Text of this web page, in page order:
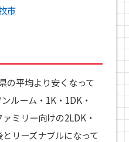
市
の平均より安くなって
ルーム・1K・1DK・
ミリー向けの2LDK・
リーズナブルになって